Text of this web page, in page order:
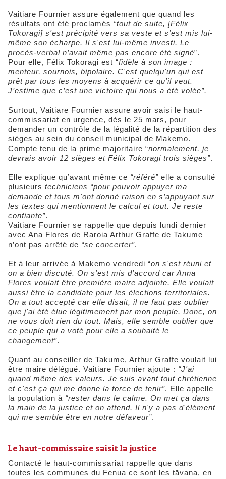
Vaitiare Fournier assure également que quand les
résultats ont été proclamés “tout de suite, [Félix
Tokoragi] s'est précipité vers sa veste et s’est mis lui-
même son écharpe. Il s'est lui-même investi. Le
procès-verbal n’avait même pas encore été signé”.
Pour elle, Félix Tokoragi est “fidèle à son image :
menteur, sournois, bipolaire. C'est quelqu'un qui est
prêt par tous les moyens à acquérir ce qu'il veut.
J’estime que c’est une victoire qui nous a été volée”.
Surtout, Vaitiare Fournier assure avoir saisi le haut-
commissariat en urgence, dès le 25 mars, pour
demander un contrôle de la légalité de la répartition des
sièges au sein du conseil municipal de Makemo.
Compte tenu de la prime majoritaire “normalement, je
devrais avoir 12 sièges et Félix Tokoragi trois sièges”.
Elle explique qu’avant même ce “référé” elle a consulté
plusieurs techniciens “pour pouvoir appuyer ma
demande et tous m'ont donné raison en s’appuyant sur
les textes qui mentionnent le calcul et tout. Je reste
confiante”.
Vaitiare Fournier se rappelle que depuis lundi dernier
avec Ana Flores de Raroia Arthur Graffe de Takume
n’ont pas arrêté de “se concerter”.
Et à leur arrivée à Makemo vendredi “on s'est réuni et
on a bien discuté. On s’est mis d’accord car Anna
Flores voulait être première maire adjointe. Elle voulait
aussi être la candidate pour les élections territoriales.
On a tout accepté car elle disait, il ne faut pas oublier
que j'ai été élue légitimement par mon peuple. Donc, on
ne vous doit rien du tout. Mais, elle semble oublier que
ce peuple qui a voté pour elle a souhaité le
changement”.
Quant au conseiller de Takume, Arthur Graffe voulait lui
être maire délégué. Vaitiare Fournier ajoute : “J'ai
quand même des valeurs. Je suis avant tout chrétienne
et c'est ça qui me donne la force de tenir”. Elle appelle
la population à “rester dans le calme. On met ça dans
la main de la justice et on attend. Il n'y a pas d'élément
qui me semble être en notre défaveur”.
Le haut-commissaire saisit la justice
Contacté le haut-commissariat rappelle que dans
toutes les communes du Fenua ce sont les tāvana, en